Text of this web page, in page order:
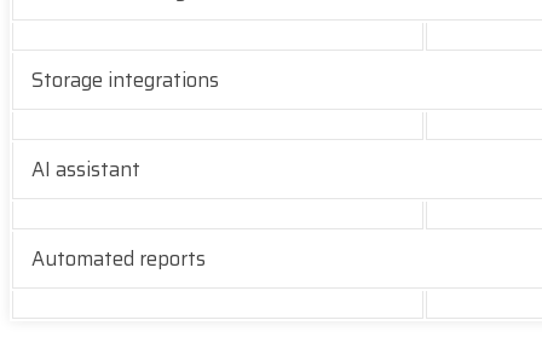
Storage integrations
AI assistant
Automated reports